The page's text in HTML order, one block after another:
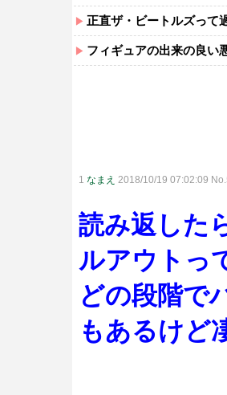
正直ザ・ビートルズって
フィギュアの出来の良い
1 なまえ 2018/10/19 07:02:09
読み返した
ルアウトっ
どの段階で
もあるけど